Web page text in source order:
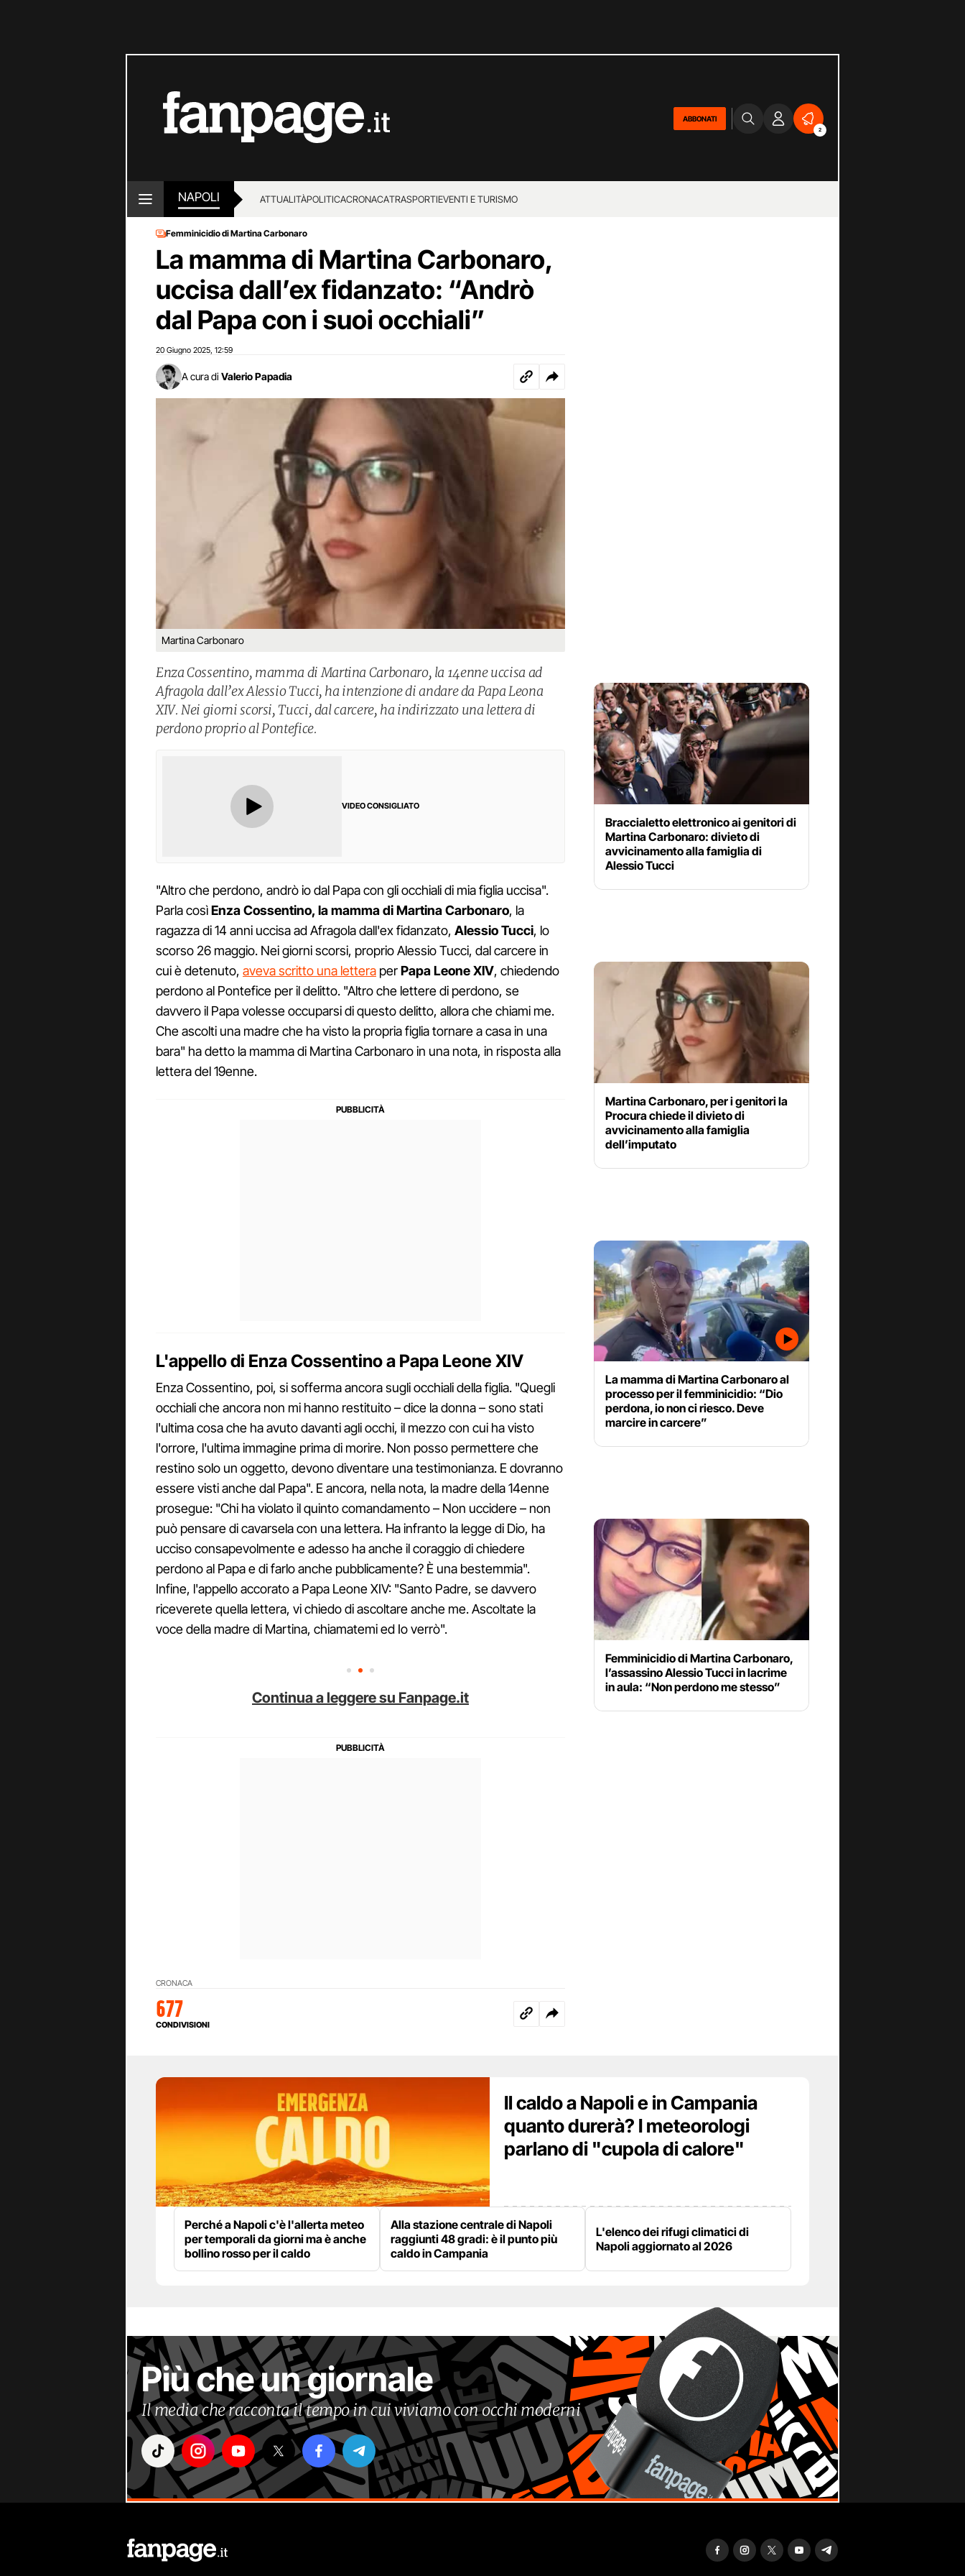
ABBONATI
2
NAPOLI ATTUALITÀPOLITICACRONACATRASPORTIEVENTI E TURISMO
Femminicidio di Martina Carbonaro
La mamma di Martina Carbonaro,
uccisa dall’ex fidanzato: “Andrò
dal Papa con i suoi occhiali”
20 Giugno 2025 12:59
A cura di Valerio Papadia
Martina Carbonaro
Enza Cossentino, mamma di Martina Carbonaro, la 14enne uccisa ad
Afragola dall’ex Alessio Tucci, ha intenzione di andare da Papa Leona
XIV. Nei giorni scorsi, Tucci, dal carcere, ha indirizzato una lettera di
perdono proprio al Pontefice.
VIDEO CONSIGLIATO
"Altro che perdono, andrò io dal Papa con gli occhiali di mia figlia uccisa".
Parla cosìEnza Cossentino, la mamma di Martina Carbonaro, la
ragazza di 14 anni uccisa ad Afragola dall'ex fidanzato, Alessio Tucci, lo
scorso 26 maggio. Nei giorni scorsi, proprio Alessio Tucci, dal carcere in
cui è detenuto, aveva scritto una lettera perPapa Leone XIV, chiedendo
perdono al Pontefice per il delitto. "Altro che lettere di perdono, se
davvero il Papa volesse occuparsi di questo delitto, allora che chiami me.
Che ascolti una madre che ha visto la propria figlia tornare a casa in una
bara" ha detto la mamma di Martina Carbonaro in una nota, in risposta alla
lettera del 19enne.
L'appello di Enza Cossentino a Papa Leone XIV
Enza Cossentino, poi, si sofferma ancora sugli occhiali della figlia. "Quegli
occhiali che ancora non mi hanno restituito – dice la donna – sono stati
l'ultima cosa che ha avuto davanti agli occhi, il mezzo con cui ha visto
l'orrore, l'ultima immagine prima di morire. Non posso permettere che
restino solo un oggetto, devono diventare una testimonianza. E dovranno
essere visti anche dal Papa". E ancora, nella nota, la madre della 14enne
prosegue: "Chi ha violato il quinto comandamento – Non uccidere – non
può pensare di cavarsela con una lettera. Ha infranto la legge di Dio, ha
ucciso consapevolmente e adesso ha anche il coraggio di chiedere
perdono al Papa e di farlo anche pubblicamente? È una bestemmia".
Infine, l'appello accorato a Papa Leone XIV: "Santo Padre, se davvero
riceverete quella lettera, vi chiedo di ascoltare anche me. Ascoltate la
voce della madre di Martina, chiamatemi ed Io verrò".
Continua a leggere su Fanpage.it
CRONACA
677
CONDIVISIONI
Braccialetto elettronico ai genitori di
Martina Carbonaro: divieto di
avvicinamento alla famiglia di
Alessio Tucci
Martina Carbonaro, per i genitori la
Procura chiede il divieto di
avvicinamento alla famiglia
dell’imputato
La mamma di Martina Carbonaro al
processo per il femminicidio: “Dio
perdona, io non ci riesco. Deve
marcire in carcere”
Femminicidio di Martina Carbonaro,
l’assassino Alessio Tucci in lacrime
in aula: “Non perdono me stesso”
Il caldo a Napoli e in Campania
quanto durerà? I meteorologi
parlano di "cupola di calore"
Perché a Napoli c'è l'allerta meteo
per temporali da giorni ma è anche
bollino rosso per il caldo
Alla stazione centrale di Napoli
raggiunti 48 gradi: è il punto più
caldo in Campania
L'elenco dei rifugi climatici di
Napoli aggiornato al 2026
Più che un giornale
Il media che racconta il tempo in cui viviamo con occhi moderni